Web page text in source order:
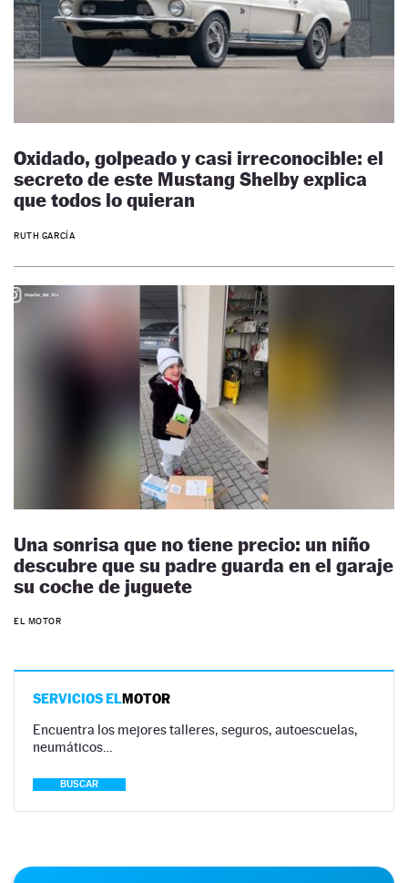
Oxidado, golpeado y casi irreconocible: el
secreto de este Mustang Shelby explica
que todos lo quieran
RUTH GARCÍA
Una sonrisa que no tiene precio: un niño
descubre que su padre guarda en el garaje
su coche de juguete
EL MOTOR
SERVICIOS ELMOTOR
Encuentra los mejores talleres, seguros, autoescuelas,
neumáticos…
BUSCAR